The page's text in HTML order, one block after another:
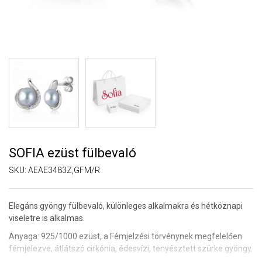
SOFIA ezüst fülbevaló
SKU: AEAE3483Z,GFM/R
Elegáns gyöngy fülbevaló, különleges alkalmakra és hétköznapi
viseletre is alkalmas.
Anyaga: 925/1000 ezüst, a Fémjelzési törvénynek megfelelően
fémjelezve, átlátszó cirkónia, édesvízi, tenyésztett szürke gyöngy.